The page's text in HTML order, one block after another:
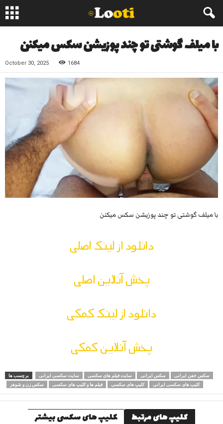
با میلف گوشتی تو چند پوزیشن سکس میکنن
October 30, 2025 1684
با میلف گوشتی تو چند پوزیشن سکس میکنن
دانلود از لینک اصلی
پخش آنلاین اصلی
دانلود از لینک کمکی
پخش آنلاین کمکی
برچسب ها سایت سکسی ایرانی سایت فیلم های سکسی سکس ایرانی
سکس خفن ایرانی
سکس زن و شوهر
فیلم ها و کلیپ های سکسی کلیپ های سکسی کلیپ های سکسی ایرانی
کلیپ های مرتبط کلیپ های سکسی بیشتر